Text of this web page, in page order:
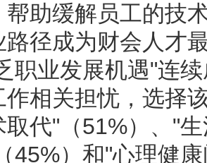
帮助缓解员工的技
路径成为财会人才
职业发展机遇"连
作相关担忧，选择
取代"（51%）、"
45%）和"心理健